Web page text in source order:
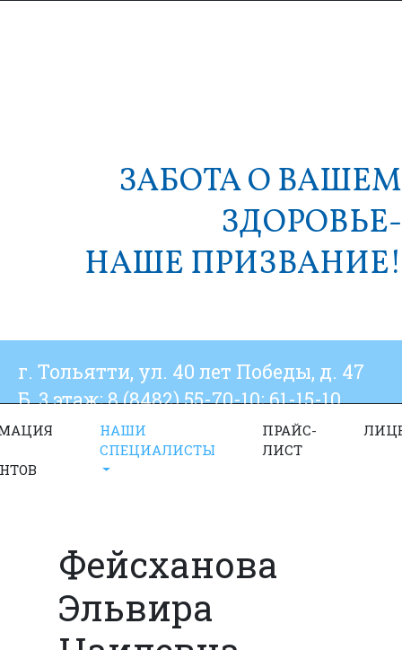
ЗАБОТА О ВАШЕМ
ЗДОРОВЬЕ-
НАШЕ ПРИЗВАНИЕ!
г. Тольятти, ул. 40 лет Победы, д. 47
Б, 3 этаж; 8 (8482) 55-70-10; 61-15-10.
Пн.-пт. с 9:00 до 17:00; сб., вс.
выходной
НАШИ
СПЕЦИАЛИСТЫ
ПРАЙС-
ЛИСТ
Фейсханова
Эльвира